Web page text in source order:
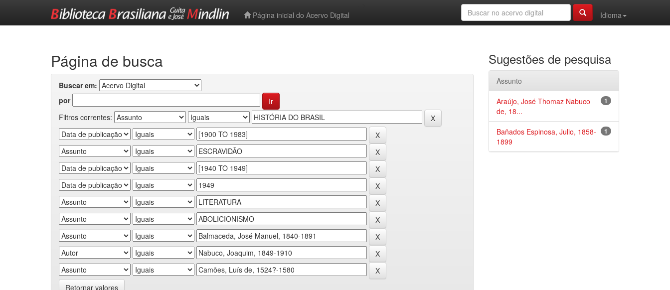
Página inicial do Acervo Digital
Idioma
Página de busca
Buscar em:
por
Filtros correntes:
Retornar valores
Sugestões de pesquisa
Assunto
1
Araújo, José Thomaz Nabuco
de, 18...
1
Bañados Espinosa, Julio, 1858-
1899